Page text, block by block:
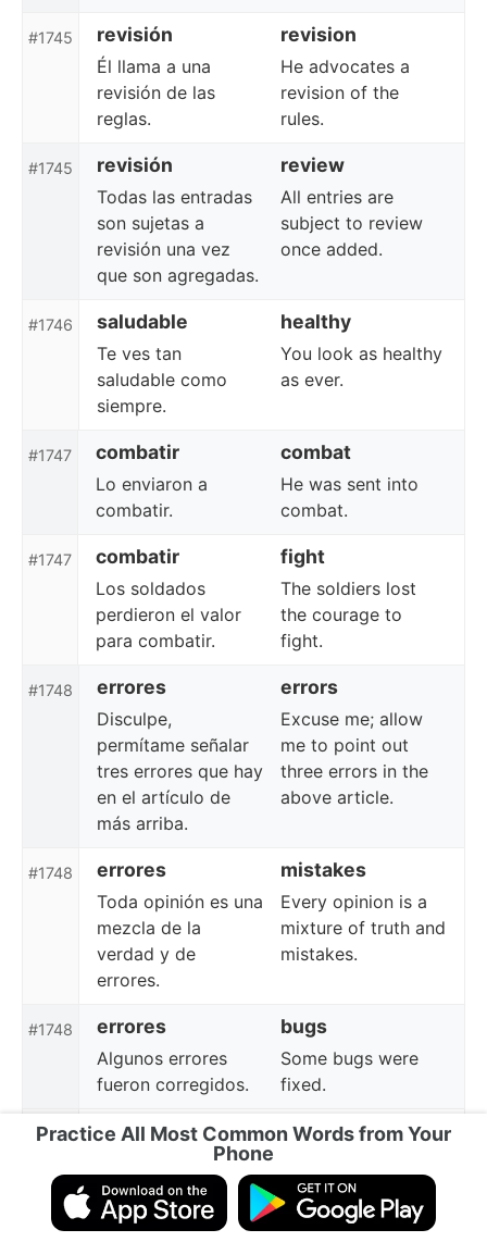
#1745 revisión revision
Él llama a una
revisión de las
reglas.
He advocates a
revision of the
rules.
#1745 revisión review
Todas las entradas
son sujetas a
revisión una vez
que son agregadas.
All entries are
subject to review
once added.
#1746 saludable healthy
Te ves tan
saludable como
siempre.
You look as healthy
as ever.
#1747 combatir combat
Lo enviaron a
combatir.
He was sent into
combat.
#1747 combatir fight
Los soldados
perdieron el valor
para combatir.
The soldiers lost
the courage to
fight.
#1748 errores errors
Disculpe,
permítame señalar
tres errores que hay
en el artículo de
más arriba.
Excuse me; allow
me to point out
three errors in the
above article.
#1748 errores mistakes
Toda opinión es una
mezcla de la
verdad y de
errores.
Every opinion is a
mixture of truth and
mistakes.
#1748 errores bugs
Algunos errores
fueron corregidos.
Some bugs were
fixed.
#1749 viajar travel
Tienes la libertad
de viajar a cualquier
lugar que te guste.
freedom to travel
wherever you like.
Practice All Most Common Words from Your
Phone